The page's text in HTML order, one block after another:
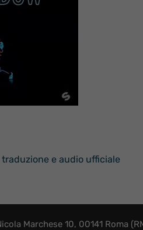
e audio ufficiale
Marchese 10, 00141 Roma